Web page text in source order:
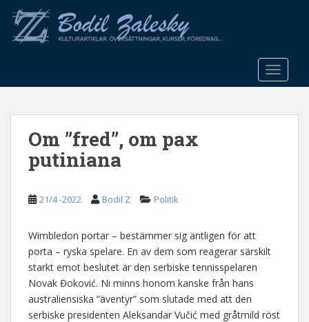
o
Om ”fred”, om pax
putiniana
21/4 -2022 Bodil Z Politik
Wimbledon portar – bestämmer sig äntligen för att
porta – ryska spelare. En av dem som reagerar särskilt
starkt emot beslutet är den serbiske tennisspelaren
Novak Đoković. Ni minns honom kanske från hans
australiensiska ”äventyr” som slutade med att den
serbiske presidenten Aleksandar Vučić med gråtmild röst